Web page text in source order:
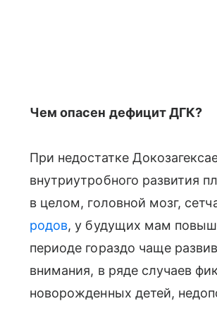
Чем опасен дефицит ДГК?
При недостатке
внутриутробного развития
в целом, головной мозг,
родов, у будущих мам
периоде гораздо чаще
внимания, в ряде случаев
новорожденных детей,